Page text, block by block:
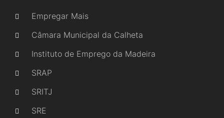
Empregar Mais
Câmara Municipal da Calheta
Instituto de Emprego da Madeira
SRAP
SRITJ
SRE